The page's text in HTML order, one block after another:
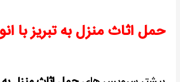
حمل اثاث منزل به تبریز با